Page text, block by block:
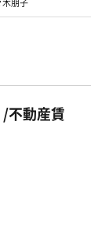
朋子
不動産賃